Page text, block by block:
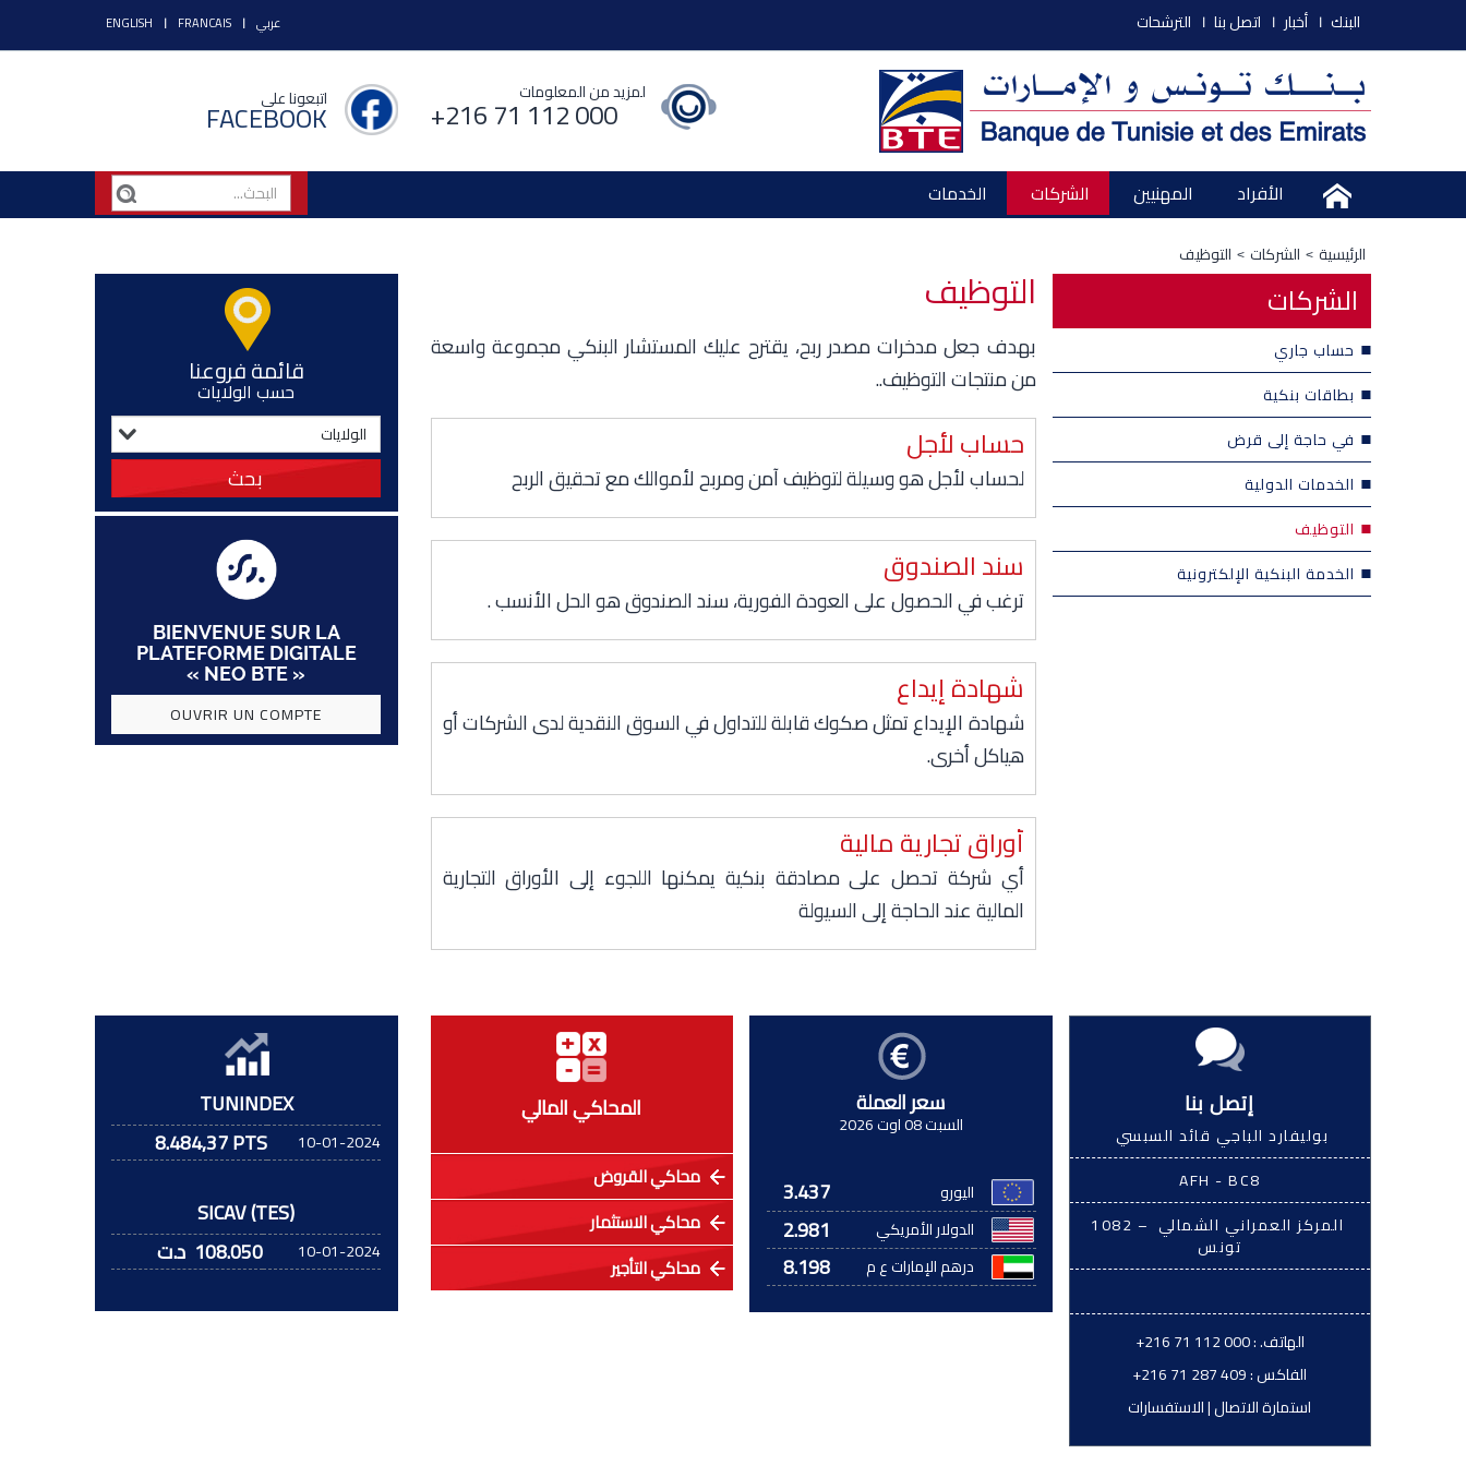
البنك أخبار اتصل بنا الترشحات ENGLISH FRANCAIS عربي
لمزيد من المعلومات
+216 71 112 000 اتبعونا على
FACEBOOK
الأفراد المهنيين الشركات الخدمات
الرئيسية الشركات التوظيف
الشركات
حساب جاري
بطاقات بنكية
في حاجة إلى قرض
الخدمات الدولية
التوظيف
الخدمة البنكية الإلكترونية
التوظيف
بهدف جعل مدخرات مصدر ربح، يقترح عليك المستشار البنكي مجموعة واسعة
من منتجات التوظيف..
حساب لأجل
لحساب لأجل هو وسيلة لتوظيف آمن ومربح لأموالك مع تحقيق الربح
سند الصندوق
ترغب في الحصول على العودة الفورية، سند الصندوق هو الحل الأنسب .
شهادة إيداع
شهادة الإيداع تمثل صكوك قابلة للتداول في السوق النقدية لدى الشركات أو
هياكل أخرى.
أوراق تجارية مالية
أي شركة تحصل على مصادقة بنكية يمكنها اللجوء إلى الأوراق التجارية
المالية عند الحاجة إلى السيولة
قائمة فروعنا
حسب الولايات
بحث
BIENVENUE SUR LA
PLATEFORME DIGITALE
« NEO BTE »
OUVRIR UN COMPTE
إتصل بنا
بوليفارد الباجي قائد السبسي
AFH - BC8
المركز العمراني الشمالي – 1082
تونس
الهاتف. :+216 71 112 000
الفاكس :+216 71 287 409
استمارة الاتصال|الاستفسارات
سعر العملة
السبت 08 اوت 2026
اليورو 3.437
الدولار الأمريكي 2.981
درهم الإمارات ع م 8.198
المحاكي المالي
محاكي القروض
محاكي الاستثمار
محاكي التأجير
TUNINDEX
10-01-2024
8.484,37 PTS
SICAV (TES)
10-01-2024
108.050 د.ت